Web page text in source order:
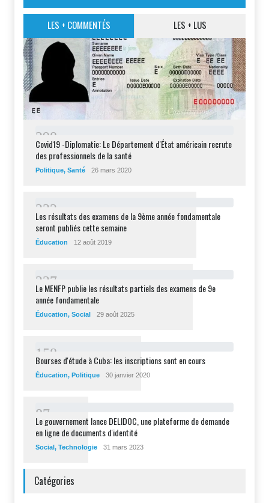
LES + COMMENTÉS LES + LUS
298
Covid19 -Diplomatie: Le Département d'État américain recrute
des professionnels de la santé
Politique, Santé 26 mars 2020
232
Les résultats des examens de la 9ème année fondamentale
seront publiés cette semaine
Éducation 12 août 2019
227
Le MENFP publie les résultats partiels des examens de 9e
année fondamentale
Éducation, Social 29 août 2025
1 58
Bourses d'étude à Cuba: les inscriptions sont en cours
Éducation, Politique 30 janvier 2020
87
Le gouvernement lance DELIDOC, une plateforme de demande
en ligne de documents d'identité
Social, Technologie 31 mars 2023
Catégories